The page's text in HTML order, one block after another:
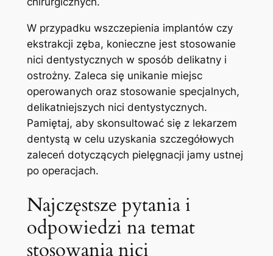
W ⁤przypadku wszczepienia implantów czy
ekstrakcji zęba, konieczne jest stosowanie
nici dentystycznych w sposób delikatny i
ostrożny.‌ Zaleca ​się unikanie miejsc
operowanych‍ oraz stosowanie specjalnych,
delikatniejszych ‌nici dentystycznych.
Pamiętaj, aby skonsultować się z lekarzem ​
dentystą w celu⁢ uzyskania szczegółowych
zaleceń dotyczących ‍pielęgnacji jamy ustnej
po operacjach.
Najczęstsze pytania‌ i
odpowiedzi⁣ na temat
stosowania nici